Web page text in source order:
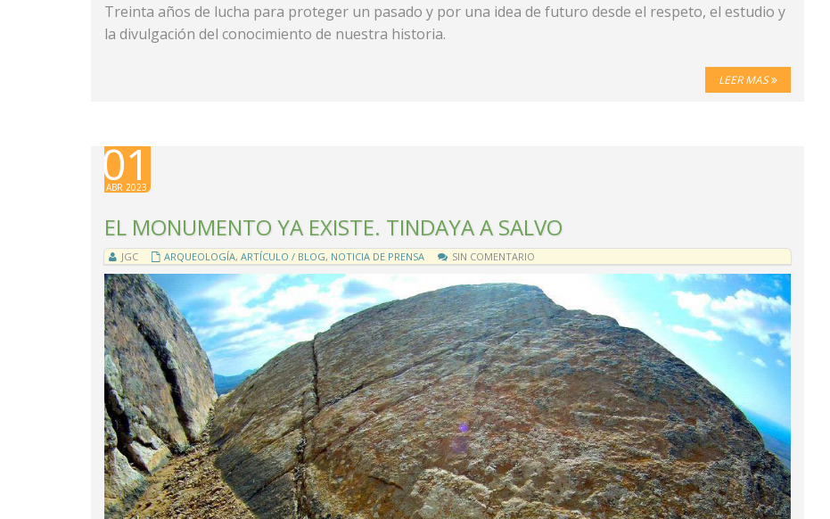
Treinta años de lucha para proteger un pasado y por una idea de futuro desde el respeto, el estudio y
la divulgación del conocimiento de nuestra historia.
LEER MAS
01
ABR 2023
EL MONUMENTO YA EXISTE. TINDAYA A SALVO
JGC ARQUEOLOGÍA, ARTÍCULO / BLOG, NOTICIA DE PRENSA SIN COMENTARIO